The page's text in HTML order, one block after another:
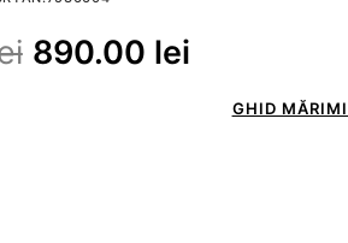
890.00 lei
GHID MĂRIMI